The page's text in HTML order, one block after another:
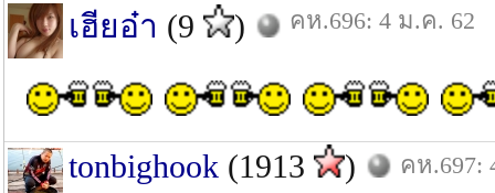
เฮียอ๋า (9 ) คห.696: 4 ม.ค. 62
tonbighook (1913 ) คห.697: